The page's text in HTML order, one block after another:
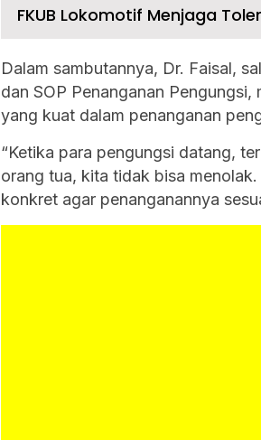
Dalam sambutannya, Dr. Faisal,
dan SOP Penanganan
yang kuat dalam penanganan
“Ketika para pengungsi datang,
orang tua, kita tidak bisa
konkret agar penanganannya